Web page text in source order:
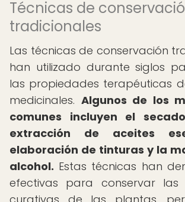
Técnicas de
tradicionales
Las técnicas de conservación
han utilizado durante siglos
las propiedades terapéuticas
medicinales. Algunos de los
comunes incluyen el
extracción de aceites
elaboración de tinturas y la
alcohol. Estas técnicas han
efectivas para conservar las